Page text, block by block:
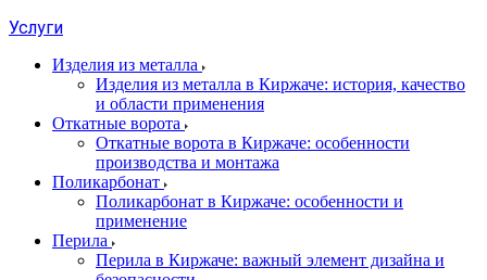
Услуги
Изделия из металла
Изделия из металла в Киржаче: история, качество
и области применения
Откатные ворота
Откатные ворота в Киржаче: особенности
производства и монтажа
Поликарбонат
Поликарбонат в Киржаче: особенности и
применение
Перила
Перила в Киржаче: важный элемент дизайна и